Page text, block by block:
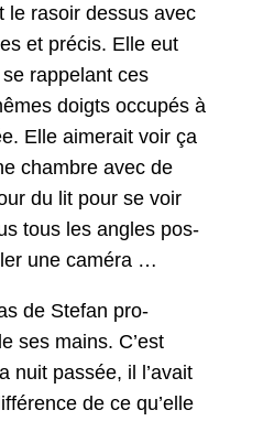
le rasoir dessus avec
et pré­cis. Elle eut
rap­pelant ces
doigts occupés à
Elle aimerait voir ça
cham­bre avec de
du lit pour se voir
tous les angles pos­
une caméra …
de Ste­fan pro­
ses mains. C’est
nuit passée, il l’avait
de ce qu’elle